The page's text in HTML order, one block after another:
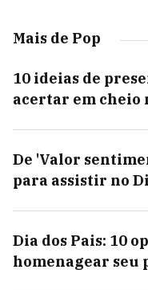
Mais de Pop
10 ideias de
acertar em cheio
De 'Valor
para assistir no
Dia dos Pais: 10
homenagear seu